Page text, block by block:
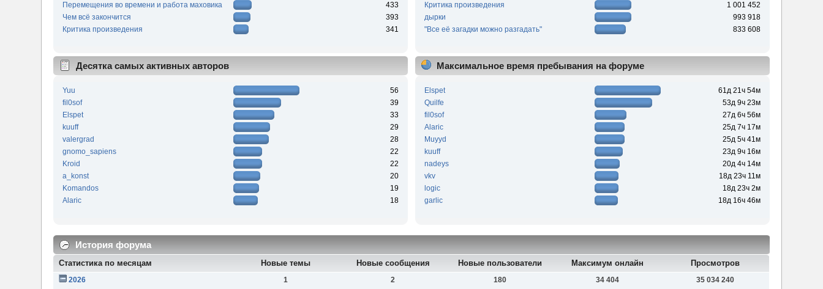
Перемещения во времени и работа маховика
433
Чем всё закончится
393
Критика произведения
341
Критика произведения
1 001 452
дырки
993 918
"Все её загадки можно разгадать"
833 608
Десятка самых активных авторов
Yuu
56
fil0sof
39
Elspet
33
kuuff
29
valergrad
28
gnomo_sapiens
22
Kroid
22
a_konst
20
Komandos
19
Alaric
18
Максимальное время пребывания на форуме
Elspet
61д 21ч 54м
Quilfe
53д 9ч 23м
fil0sof
27д 6ч 56м
Alaric
25д 7ч 17м
Muyyd
25д 5ч 41м
kuuff
23д 9ч 16м
nadeys
20д 4ч 14м
vkv
18д 23ч 11м
logic
18д 23ч 2м
garlic
18д 16ч 46м
История форума
Статистика по месяцам Новые темы Новые сообщения Новые пользователи Максимум онлайн Просмотров
2026 1 2 180 34 404
35 034 240